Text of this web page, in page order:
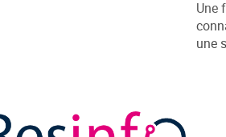
Une
une